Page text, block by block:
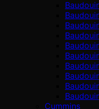
Cummins